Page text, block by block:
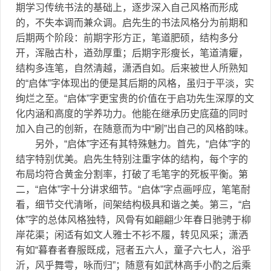
期学习传统书法的基础上，逐步深入自己风格而形成
的，不失本调而兼众调。启先生的书法风格分为前期和
后期两个阶段：前期字形方正，笔道肥硕，结构多分
开，浑融古朴，遒劲厚重；后期字形瘦长，笔道清癯，
结构多连笔，自然清越，潇洒自如。后来被世人所熟知
的“启体”字体现出的便是其后期的风格，虽归于平淡，实
绚烂之至。“启体”字更宝贵的价值在于启功先生深厚的文
化内涵和高度的学养功力。他能在继承历史底蕴的同时
加入自己的创新，在随意而为中“刷”出自己的风格韵味。
另外，“启体”字还有其特殊魅力。首先，“启体”字的
结字特别优美。启先生特别注重字体的结构，每个字的
布局均符合黄金分割率，打破了毛笔字的死板平衡。第
二，“启体”字十分讲求细节。“启体”字点画呼应，笔笔耐
看，细节交代清晰，间架结构极具和谐之美。第三，“启
体”字的总体风格独特，风骨有如翩翩少年春日驰骋于柳
岸花渠；闲适有如文人雅士不衫不履，转见风采；潇洒
有如“暮春者春服既成，冠者五六人，童子六七人，浴乎
沂，风乎舞雩，咏而归”；随意有如武林高手小酌之后乘